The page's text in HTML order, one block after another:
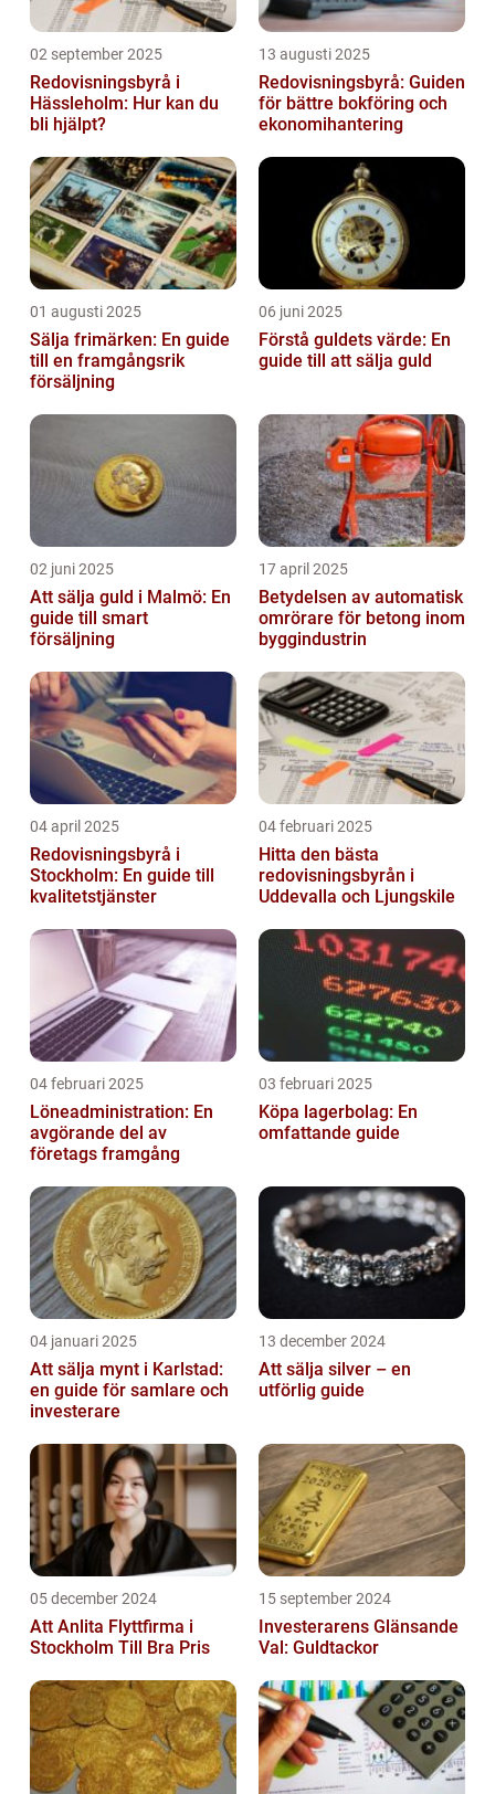
02 september 2025
Redovisningsbyrå i
Hässleholm: Hur kan du
bli hjälpt?
13 augusti 2025
Redovisningsbyrå: Guiden
för bättre bokföring och
ekonomihantering
01 augusti 2025
Sälja frimärken: En guide
till en framgångsrik
försäljning
06 juni 2025
Förstå guldets värde: En
guide till att sälja guld
02 juni 2025
Att sälja guld i Malmö: En
guide till smart
försäljning
17 april 2025
Betydelsen av automatisk
omrörare för betong inom
byggindustrin
04 april 2025
Redovisningsbyrå i
Stockholm: En guide till
kvalitetstjänster
04 februari 2025
Hitta den bästa
redovisningsbyrån i
Uddevalla och Ljungskile
04 februari 2025
Löneadministration: En
avgörande del av
företags framgång
03 februari 2025
Köpa lagerbolag: En
omfattande guide
04 januari 2025
Att sälja mynt i Karlstad:
en guide för samlare och
investerare
13 december 2024
Att sälja silver – en
utförlig guide
05 december 2024
Att Anlita Flyttfirma i
Stockholm Till Bra Pris
15 september 2024
Investerarens Glänsande
Val: Guldtackor